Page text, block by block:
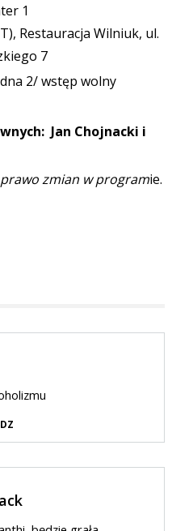
1
Restauracja Wilniuk, ul.
7
2/ wstęp wolny
Jan Chojnacki i
zmian w programie.